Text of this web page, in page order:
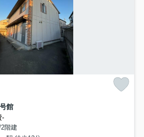
館
-
階建